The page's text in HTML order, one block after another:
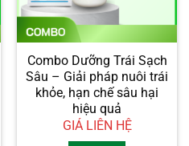
Combo Dưỡng Trái Sạch
Sâu – Giải pháp nuôi trái
khỏe, hạn chế sâu hại
hiệu quả
GIÁ LIÊN HỆ